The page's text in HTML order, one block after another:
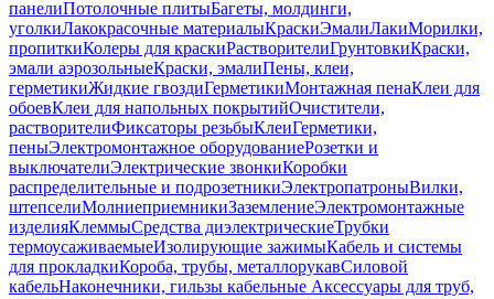
панелиПотолочные плитыБагеты, молдинги,
уголкиЛакокрасочные материалыКраскиЭмалиЛакиМорилки,
пропиткиКолеры для краскиРастворителиГрунтовкиКраски,
эмали аэрозольныеКраски, эмалиПены, клеи,
герметикиЖидкие гвоздиГерметикиМонтажная пенаКлеи для
обоевКлеи для напольных покрытийОчистители,
растворителиФиксаторы резьбыКлеиГерметики,
пеныЭлектромонтажное оборудованиеРозетки и
выключателиЭлектрические звонкиКоробки
распределительные и подрозетникиЭлектропатроныВилки,
штепселиМолниеприемникиЗаземлениеЭлектромонтажные
изделияКлеммыСредства диэлектрическиеТрубки
термоусаживаемыеИзолирующие зажимыКабель и системы
для прокладкиКороба, трубы, металлорукавСиловой
кабельНаконечники, гильзы кабельные Аксессуары для труб,